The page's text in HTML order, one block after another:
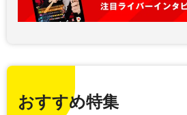
おすすめ特集